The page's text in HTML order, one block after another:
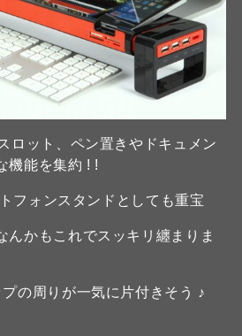
ロット、ペン置きやドキュメン
機能を集約 ! !
フォンスタンドとしても重宝
んかもこれでスッキリ纏まりま
の周りが一気に片付きそう ♪